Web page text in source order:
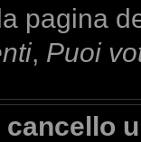
pagina
, Puoi